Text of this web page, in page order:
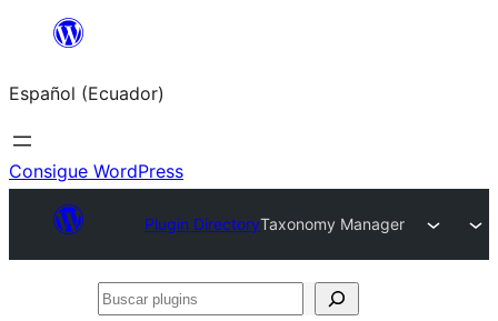
Saltar
contenido
Español (Ecuador)
Consigue WordPress
Plugin DirectoryTaxonomy Manager
Buscar